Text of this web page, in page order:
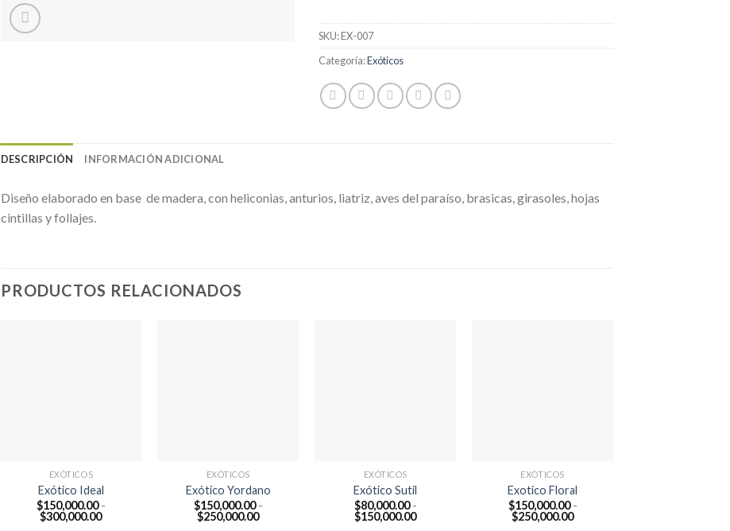
SKU:EX-007
Categoría:Exóticos
DESCRIPCIÓN INFORMACIÓN ADICIONAL
Diseño elaborado en base de madera, con heliconias, anturios, liatriz, aves del paraíso, brasicas, girasoles, hojas
cintillas y follajes.
PRODUCTOS RELACIONADOS
EXÓTICOS
Exótico Ideal
$150,000.00 -
$300,000.00Rango
EXÓTICOS
Exótico Yordano
$150,000.00 -
$250,000.00Rango
EXÓTICOS
Exótico Sutil
$80,000.00 -
$150,000.00Rango
EXÓTICOS
Exotico Floral
$150,000.00 -
$250,000.00Rango